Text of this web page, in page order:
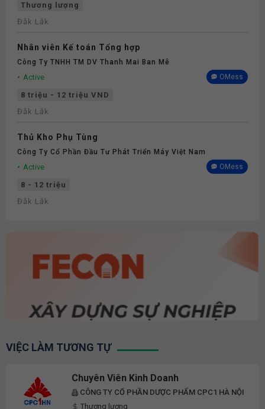
Thương lượng
Đắk Lắk
Nhân viên Kế toán Tổng hợp
Công Ty TNHH TM DV Thanh Mai Ban Mê
Active OMess
8 triệu - 12 triệu VND
Đắk Lắk
Thủ Kho Phụ Tùng
Công Ty Cổ Phần Đầu Tư Phát Triển Máy Việt Nam
Active OMess
8 - 12 triệu
Đắk Lắk
VIỆC LÀM TƯƠNG TỰ
Chuyên Viên Kinh Doanh
CÔNG TY CỔ PHẦN DƯỢC PHẨM CPC1 HÀ NỘI
Thương lượng